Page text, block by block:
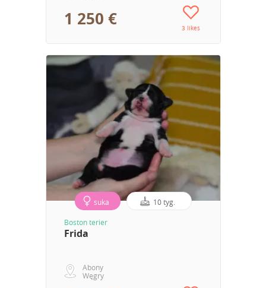
1 250 € 3 likes
suka 10 tyg.
Boston terier
Frida
Abony
Węgry